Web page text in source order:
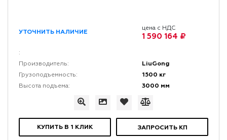
УТОЧНИТЬ НАЛИЧИЕ
цена с НДС
1 590 164 ₽
:
Производитель:
LiuGong
Грузоподъемность: 1500 кг
Высота подъема: 3000 мм
КУПИТЬ В 1 КЛИК ЗАПРОСИТЬ КП